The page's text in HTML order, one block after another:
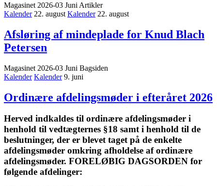
Magasinet 2026-03 Juni Artikler
Kalender22. august Kalender22. august
Afsløring af mindeplade for Knud Blach
Petersen
Magasinet 2026-03 Juni Bagsiden
Kalender Kalender9. juni
Ordinære afdelings­møder i efteråret 2026
Herved indkaldes til ordinære afdelings­møder i
henhold til vedtægternes §18 samt i henhold til de
beslutninger, der er blevet taget på de enkelte
afdelings­møder omkring afholdelse af ordinære
afdelings­møder. FORELØBIG DAGSORDEN for
følgende afdelinger: